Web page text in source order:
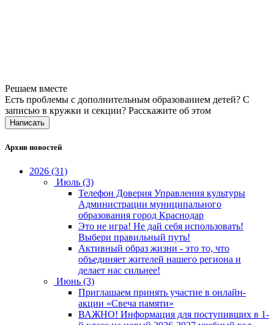
Решаем вместе
Есть проблемы с дополнительным образованием детей? С
записью в кружки и секции? Расскажите об этом
Написать
Архив новостей
2026 (31)
Июль (3)
Телефон Доверия Управления культуры
Администрации муниципального
образования город Краснодар
Это не игра! Не дай себя использовать!
Выбери правильный путь!
Активный образ жизни - это то, что
объединяет жителей нашего региона и
делает нас сильнее!
Июнь (3)
Приглашаем принять участие в онлайн-
акции «Свеча памяти»
ВАЖНО! Информация для поступивших в 1-